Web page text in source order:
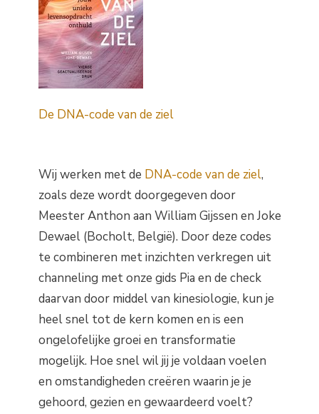
De DNA-code van de ziel
Wij werken met de DNA-code van de ziel,
zoals deze wordt doorgegeven door
Meester Anthon aan William Gijssen en Joke
Dewael (Bocholt, België). Door deze codes
te combineren met inzichten verkregen uit
channeling met onze gids Pia en de check
daarvan door middel van kinesiologie, kun je
heel snel tot de kern komen en is een
ongelofelijke groei en transformatie
mogelijk. Hoe snel wil jij je voldaan voelen
en omstandigheden creëren waarin je je
gehoord, gezien en gewaardeerd voelt?